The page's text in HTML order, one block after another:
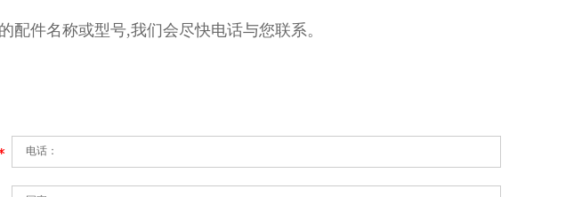
件名称或型号,我们会尽快电话与您联系。